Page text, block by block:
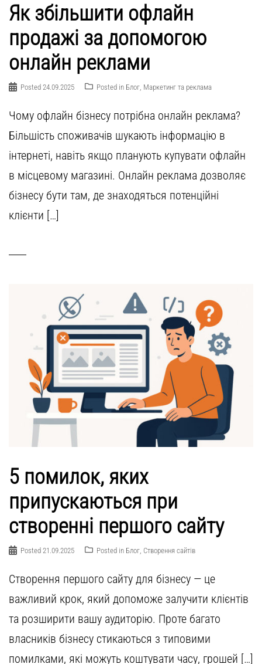
Як збільшити офлайн
продажі за допомогою
онлайн реклами
Posted 24.09.2025 Posted in Блог Маркетинг та реклама
Чому офлайн бізнесу потрібна онлайн реклама?
Більшість споживачів шукають інформацію в
інтернеті, навіть якщо планують купувати офлайн
в місцевому магазині. Онлайн реклама дозволяє
бізнесу бути там, де знаходяться потенційні
клієнти […]
5 помилок, яких
припускаються при
створенні першого сайту
Posted 21.09.2025 Posted in Блог, Створення сайтів
Створення першого сайту для бізнесу — це
важливий крок, який допоможе залучити клієнтів
та розширити вашу аудиторію. Проте багато
власників бізнесу стикаються з типовими
помилками, які можуть коштувати часу, грошей […]